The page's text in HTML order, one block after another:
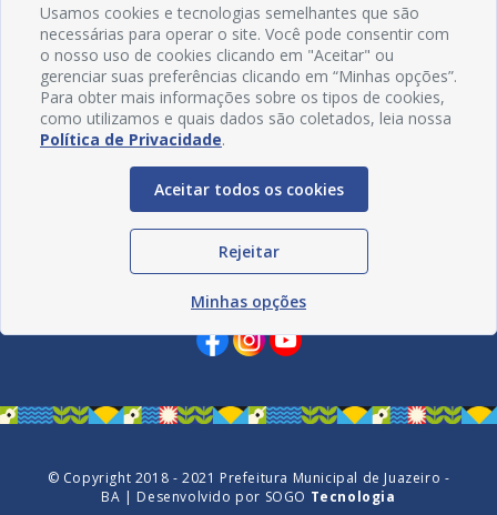
Redes Sociais
© Copyright 2018 - 2021 Prefeitura Municipal de Juazeiro -
BA | Desenvolvido por SOGO Tecnologia
Usamos cookies e tecnologias semelhantes que são
necessárias para operar o site. Você pode consentir com
o nosso uso de cookies clicando em "Aceitar" ou
gerenciar suas preferências clicando em “Minhas opções”.
Para obter mais informações sobre os tipos de cookies,
como utilizamos e quais dados são coletados, leia nossa
Política de Privacidade.
Aceitar todos os cookies
Rejeitar
Minhas opções